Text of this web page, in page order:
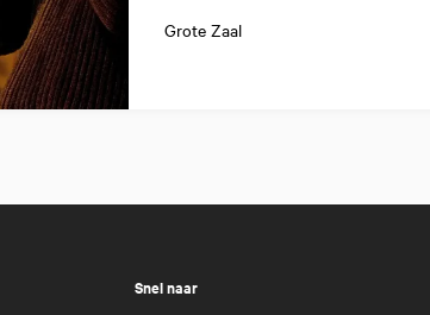
Grote Zaal
Snel naar